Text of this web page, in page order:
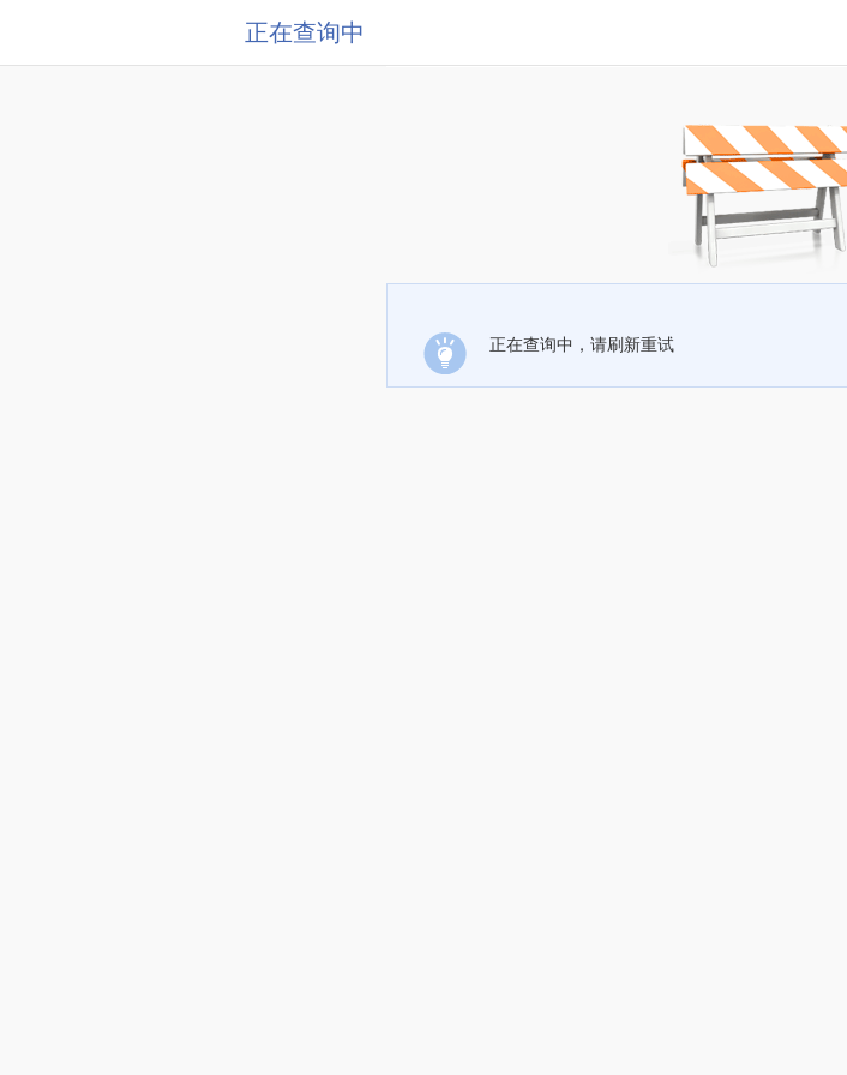
正在查询中
正在查询中，请刷新重试